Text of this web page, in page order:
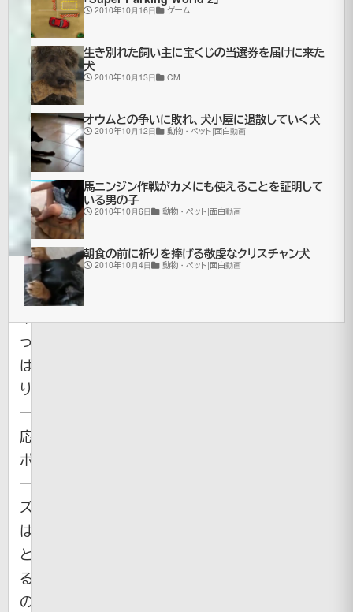
グ
2006
年11月
28日
2021
年7月
16日更
新
面
白
動
画
あ。
や
っ
ぱ
り
一
応
ポ
ー
ズ
は
と
る
の
2010年10月16日 ゲーム
生き別れた飼い主に宝くじの当選券を届けに来た
犬
2010年10月13日 CM
オウムとの争いに敗れ、犬小屋に退散していく犬
2010年10月12日 動物・ペット|面白動画
馬ニンジン作戦がカメにも使えることを証明して
いる男の子
2010年10月6日 動物・ペット|面白動画
朝食の前に祈りを捧げる敬虔なクリスチャン犬
2010年10月4日 動物・ペット|面白動画